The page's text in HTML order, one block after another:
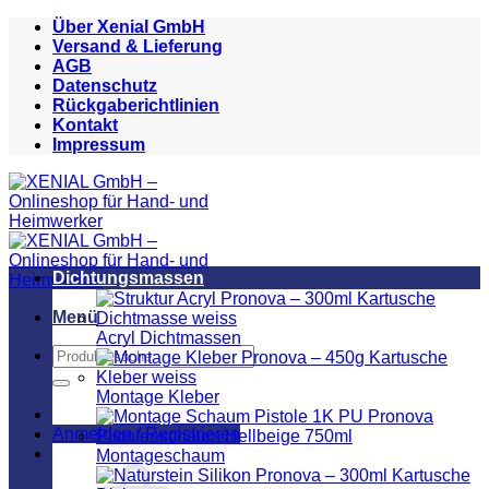
Zum
Inhalt
springen
Über Xenial GmbH
Versand & Lieferung
AGB
Datenschutz
Rückgaberichtlinien
Kontakt
Impressum
Menü
Suchen
nach:
Anmelden / Registrieren
Dichtungsmassen
Acryl Dichtmassen
Montage Kleber
Montageschaum